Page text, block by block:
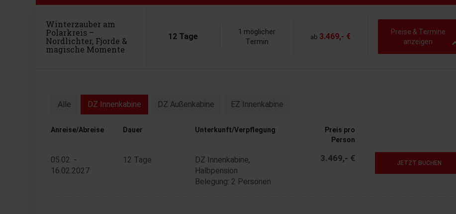
Winterzauber am
Polarkreis –
Nordlichter, Fjorde &
magische Momente
12 Tage
1 möglicher
Termin
ab 3.469,- €
Preise & Termine
anzeigen
Alle DZ Innenkabine DZ Außenkabine EZ Innenkabine
Anreise/Abreise Dauer Unterkunft/Verpflegung
Preis pro
Person
05.02. -
16.02.2027
12 Tage
DZ Innenkabine,
Halbpension
Belegung: 2 Personen
3.469,- € JETZT BUCHEN